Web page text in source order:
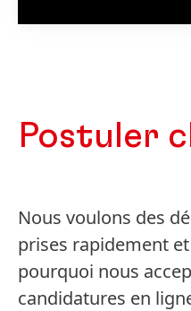
Postuler
Nous voulons des
prises rapidement
pourquoi nous
candidatures en